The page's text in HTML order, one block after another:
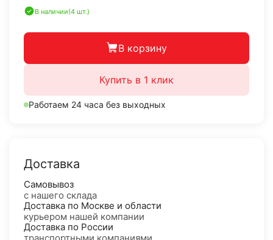
В наличии(4 шт.)
В корзину
Купить в 1 клик
Работаем 24 часа без выходных
Доставка
Самовывоз
с нашего склада
Доставка по Москве и области
курьером нашей компании
Доставка по России